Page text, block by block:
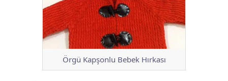
Örgü Kapşonlu Bebek Hırkası